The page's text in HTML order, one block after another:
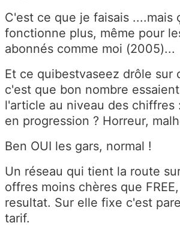
C'est ce que je faisais ....mais
fonctionne plus, même pour
abonnés comme moi (2005)...
Et ce quibestvaseez drôle sur
c'est que bon nombre
l'article au niveau des chiffres
en progression ? Horreur,
Ben OUI les gars, normal !
Un réseau qui tient la route
offres moins chères que
resultat. Sur elle fixe c'est
tarif.